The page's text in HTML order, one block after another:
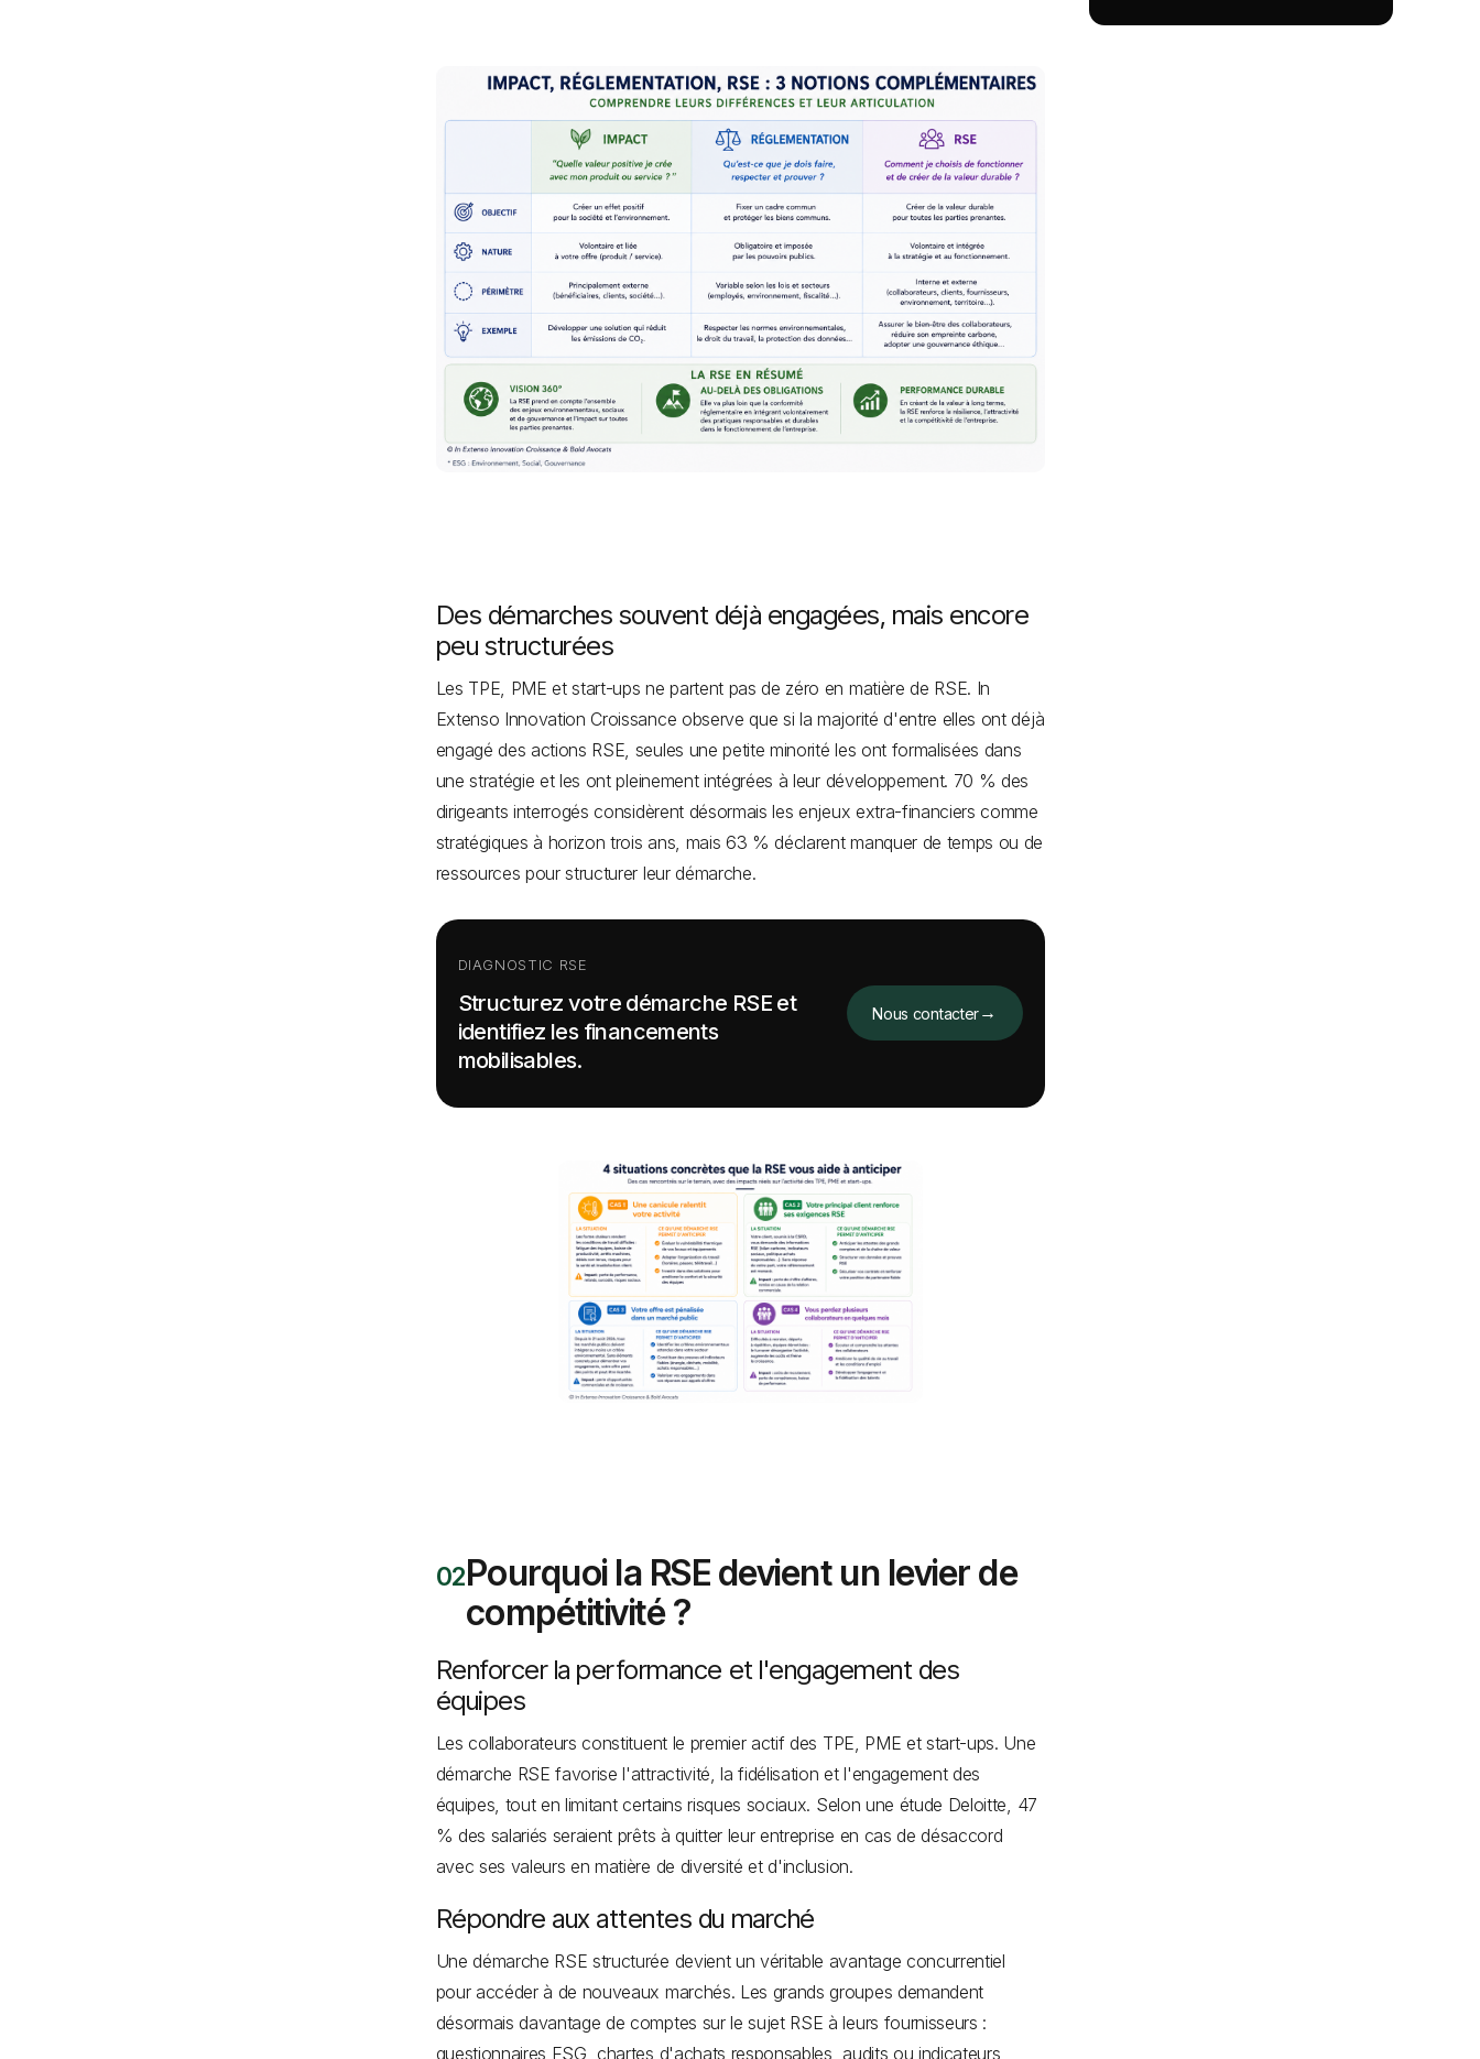
Des démarches souvent déjà engagées, mais encore
peu structurées
Les TPE, PME et start-ups ne partent pas de zéro en matière de RSE. In
Extenso Innovation Croissance observe que si la majorité d'entre elles ont déjà
engagé des actions RSE, seules une petite minorité les ont formalisées dans
une stratégie et les ont pleinement intégrées à leur développement. 70 % des
dirigeants interrogés considèrent désormais les enjeux extra-financiers comme
stratégiques à horizon trois ans, mais 63 % déclarent manquer de temps ou de
ressources pour structurer leur démarche.
DIAGNOSTIC RSE
Structurez votre démarche RSE et
identifiez les financements
mobilisables.
Nous contacter→
Pourquoi la RSE devient un levier de
compétitivité ?
Renforcer la performance et l'engagement des
équipes
Les collaborateurs constituent le premier actif des TPE, PME et start-ups. Une
démarche RSE favorise l'attractivité, la fidélisation et l'engagement des
équipes, tout en limitant certains risques sociaux. Selon une étude Deloitte, 47
% des salariés seraient prêts à quitter leur entreprise en cas de désaccord
avec ses valeurs en matière de diversité et d'inclusion.
Répondre aux attentes du marché
Une démarche RSE structurée devient un véritable avantage concurrentiel
pour accéder à de nouveaux marchés. Les grands groupes demandent
désormais davantage de comptes sur le sujet RSE à leurs fournisseurs :
questionnaires ESG, chartes d'achats responsables, audits ou indicateurs